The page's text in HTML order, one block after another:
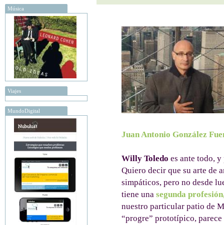
Música
Viajes
MundoDigital
Juan Antonio González
Willy Toledo es ante todo,
Quiero decir que su arte de
simpáticos, pero no desde
tiene una segunda
nuestro particular patio de
“progre” prototípico,